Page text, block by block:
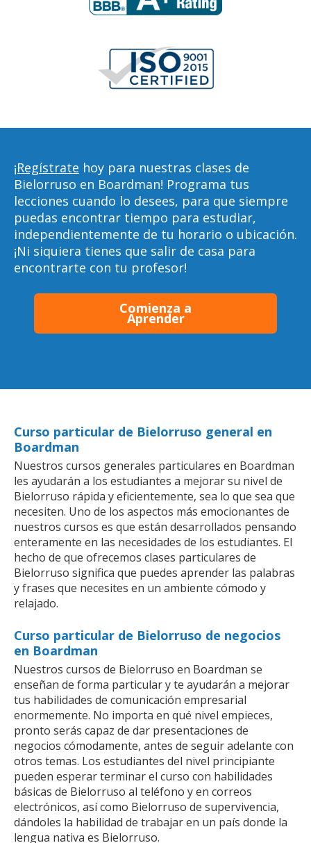
¡Regístrate hoy para nuestras clases de
Bielorruso en Boardman! Programa tus
lecciones cuando lo desees, para que siempre
puedas encontrar tiempo para estudiar,
independientemente de tu horario o ubicación.
¡Ni siquiera tienes que salir de casa para
encontrarte con tu profesor!
Comienza a
Aprender
Curso particular de Bielorruso general en
Boardman
Nuestros cursos generales particulares en Boardman
les ayudarán a los estudiantes a mejorar su nivel de
Bielorruso rápida y eficientemente, sea lo que sea que
necesiten. Uno de los aspectos más emocionantes de
nuestros cursos es que están desarrollados pensando
enteramente en las necesidades de los estudiantes. El
hecho de que ofrecemos clases particulares de
Bielorruso significa que puedes aprender las palabras
y frases que necesites en un ambiente cómodo y
relajado.
Curso particular de Bielorruso de negocios
en Boardman
Nuestros cursos de Bielorruso en Boardman se
enseñan de forma particular y te ayudarán a mejorar
tus habilidades de comunicación empresarial
enormemente. No importa en qué nivel empieces,
pronto serás capaz de dar presentaciones de
negocios cómodamente, antes de seguir adelante con
otros temas. Los estudiantes del nivel principiante
pueden esperar terminar el curso con habilidades
básicas de Bielorruso al teléfono y en correos
electrónicos, así como Bielorruso de supervivencia,
dándoles la habilidad de trabajar en un país donde la
lengua nativa es Bielorruso.